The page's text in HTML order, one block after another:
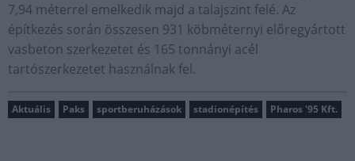
7,94 méterrel emelkedik majd a talajszint felé. Az
építkezés során összesen 931 köbméternyi előregyártott
vasbeton szerkezetet és 165 tonnányi acél
tartószerkezetet használnak fel.
Aktuális Paks sportberuházások stadionépítés Pharos '95 Kft.